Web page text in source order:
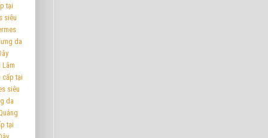
tại
siêu
da
cấp tại
siêu
da
tại